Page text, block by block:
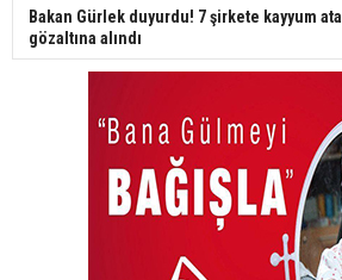
Bakan Gürlek duyurdu! 7 şirkete kayyum
gözaltına alındı